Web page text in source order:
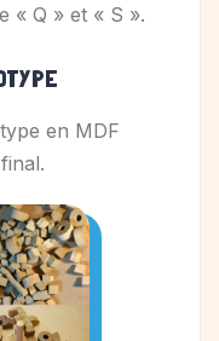
« Q » et « S ».
en MDF